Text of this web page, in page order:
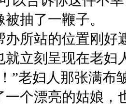
抽了一鞭子。
站的位置刚好
就立刻呈现在老妇
妇人那张满布
一个漂亮的姑娘，